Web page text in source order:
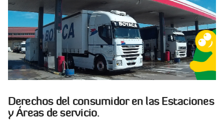
Derechos del consumidor en las Estaciones
y Áreas de servicio.